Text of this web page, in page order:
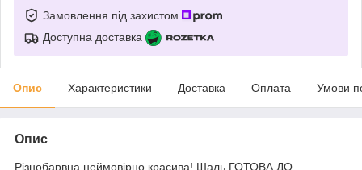
Замовлення під захистом
Доступна доставка
Опис Характеристики Доставка Оплата Умови
Опис
Різнобарвна неймовірно красива! Шаль ГОТОВА ДО